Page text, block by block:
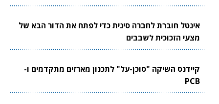
אינטל חוברת לחברה סינית כדי לפתח את הדור הבא של
מצעי הזכוכית לשבבים
קיידנס השיקה "סוכן-על" לתכנון מארזים מתקדמים ו-
PCB